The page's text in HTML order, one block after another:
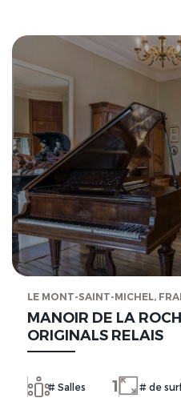
LE MONT-SAINT-MICHEL,
MANOIR DE LA
ORIGINALS RELAIS
# Salles 1 # de